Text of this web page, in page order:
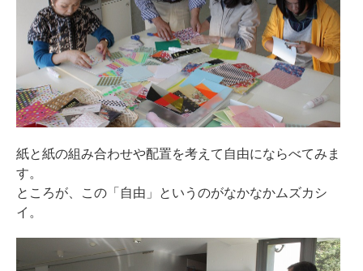
紙と紙の組み合わせや配置を考えて自由にならべてみま
す。
ところが、この「自由」というのがなかなかムズカシ
イ。